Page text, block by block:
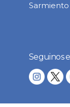
Sarmiento
Seguinos